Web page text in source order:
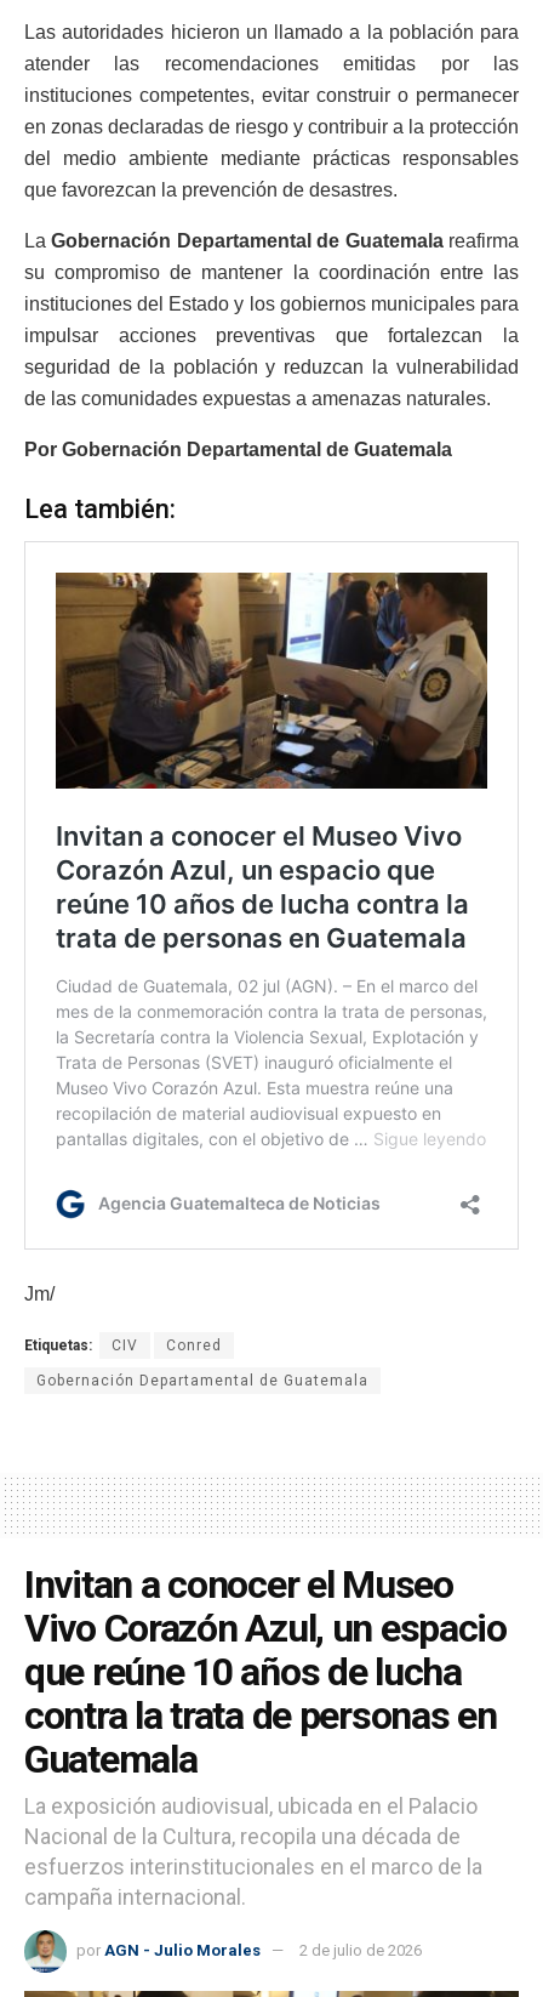
Las autoridades hicieron un llamado a la población para
atender las recomendaciones emitidas por las
instituciones competentes, evitar construir o permanecer
en zonas declaradas de riesgo y contribuir a la protección
del medio ambiente mediante prácticas responsables
que favorezcan la prevención de desastres.
LaGobernación Departamental de Guatemalareafirma
su compromiso de mantener la coordinación entre las
instituciones del Estado y los gobiernos municipales para
impulsar acciones preventivas que fortalezcan la
seguridad de la población y reduzcan la vulnerabilidad
de las comunidades expuestas a amenazas naturales.
Por Gobernación Departamental de Guatemala
Lea también:
Jm/
Etiquetas: CIV Conred
Gobernación Departamental de Guatemala
Invitan a conocer el Museo
Vivo Corazón Azul, un espacio
que reúne 10 años de lucha
contra la trata de personas en
Guatemala
La exposición audiovisual, ubicada en el Palacio
Nacional de la Cultura, recopila una década de
esfuerzos interinstitucionales en el marco de la
campaña internacional.
por AGN - Julio Morales 2 de julio de 2026